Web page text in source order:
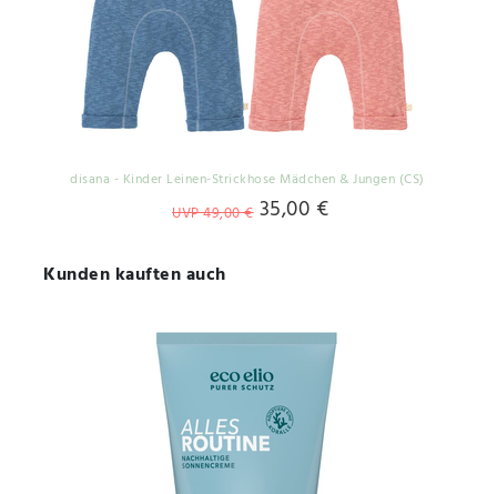
disana - Kinder Leinen-Strickhose Mädchen & Jungen (CS)
UVP 49,00 € 35,00 €
Kunden kauften auch